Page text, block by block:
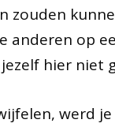
zouden
anderen op
hier niet
werd